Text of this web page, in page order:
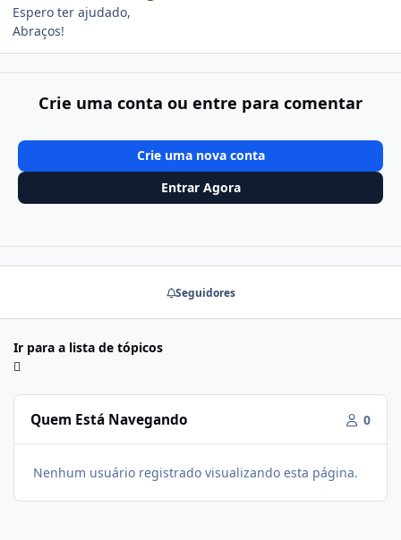
Espero ter ajudado,
Abraços!
Crie uma conta ou entre para comentar
Crie uma nova conta
Entrar Agora
Seguidores
Ir para a lista de tópicos
Quem Está Navegando 0
Nenhum usuário registrado visualizando esta página.